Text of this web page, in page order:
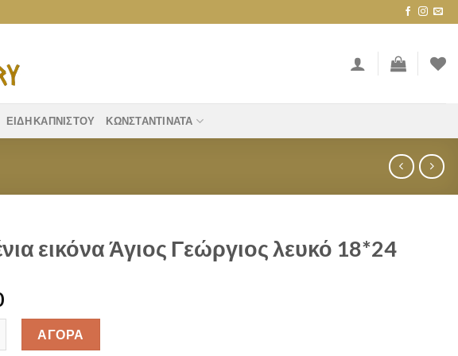
ΕΊΔΗ ΚΑΠΝΙΣΤΟΎ ΚΩΝΣΤΑΝΤΙΝΆΤΑ
εικόνα Άγιος Γεώργιος λευκό 18*24
Άγιος Γεώργιος λευκό 18*24 quantity
ΑΓΟΡΑ